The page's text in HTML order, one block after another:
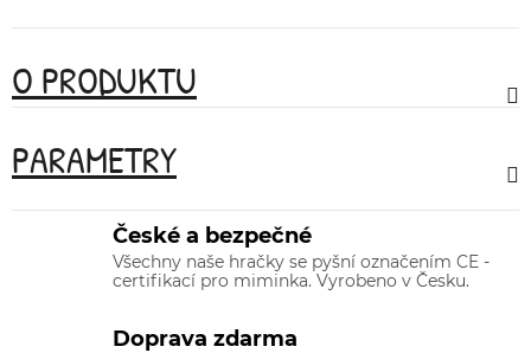
O PRODUKTU
PARAMETRY
České a bezpečné
Všechny naše hračky se pyšní označením CE -
certifikací pro miminka. Vyrobeno v Česku.
Doprava zdarma